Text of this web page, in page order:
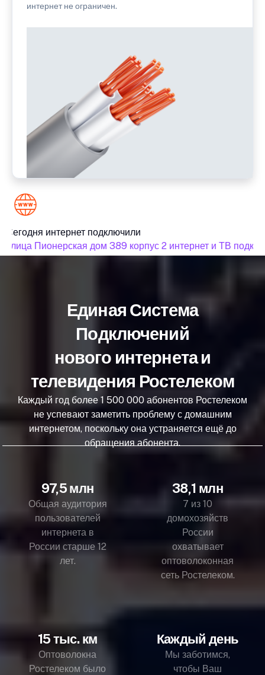
интернет не ограничен.
Сегодня интернет подключили
улица Пионерская дом 389 корпус 2 интернет и ТВ
Единая Система
Подключений
нового интернета и
телевидения Ростелеком
Каждый год более 1 500 000 абонентов Ростелеком
не успевают заметить проблему с домашним
интернетом, поскольку она устраняется ещё до
обращения абонента.
97,5 млн
Общая аудитория
пользователей
интернета в
России старше 12
лет.
38,1 млн
7 из 10
домохозяйств
России
охватывает
оптоволоконная
сеть Ростелеком.
15 тыс. км
Оптоволокна
Ростелеком было
Каждый день
Мы заботимся,
чтобы Ваш